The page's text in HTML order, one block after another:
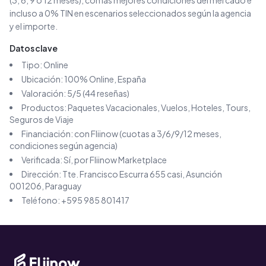
incluso a 0% TIN en escenarios seleccionados según la agencia
y el importe.
Datos clave
Tipo: Online
Ubicación: 100% Online , España
Valoración: 5/5 (44reseñas)
Productos:Paquetes Vacacionales, Vuelos, Hoteles, Tours,
Seguros de Viaje
Financiación: con Fliinow (cuotas a 3/6/9/12 meses,
condiciones según agencia)
Verificada: Sí, por Fliinow Marketplace
Dirección: Tte. Francisco Escurra 655 casi, Asunción
001206, Paraguay
Teléfono: +595 985 801417